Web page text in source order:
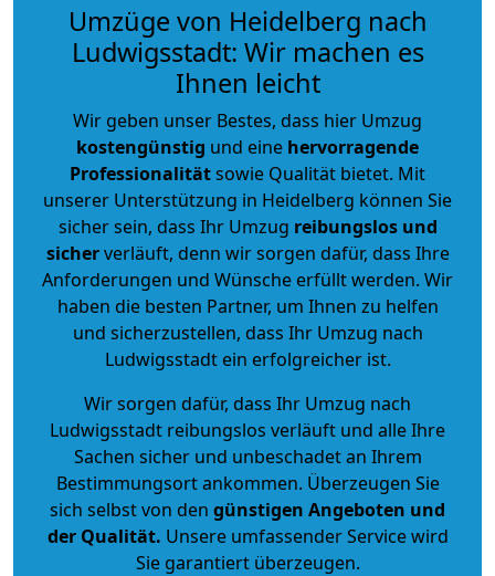
Umzüge von Heidelberg nach
Ludwigsstadt: Wir machen es
Ihnen leicht
Wir geben unser Bestes, dass hier Umzug
kostengünstig und eine hervorragende
Professionalitätsowie Qualität bietet. Mit
unserer Unterstützung in Heidelberg können Sie
sicher sein, dass Ihr Umzug reibungslos und
sicherverläuft, denn wir sorgen dafür, dass Ihre
Anforderungen und Wünsche erfüllt werden. Wir
haben die besten Partner, um Ihnen zu helfen
und sicherzustellen, dass Ihr Umzug nach
Ludwigsstadt ein erfolgreicher ist.
Wir sorgen dafür, dass Ihr Umzug nach
Ludwigsstadt reibungslos verläuft und alle Ihre
Sachen sicher und unbeschadet an Ihrem
Bestimmungsort ankommen. Überzeugen Sie
sich selbst von den günstigen Angeboten und
der Qualität. Unsere umfassender Service wird
Sie garantiert überzeugen.